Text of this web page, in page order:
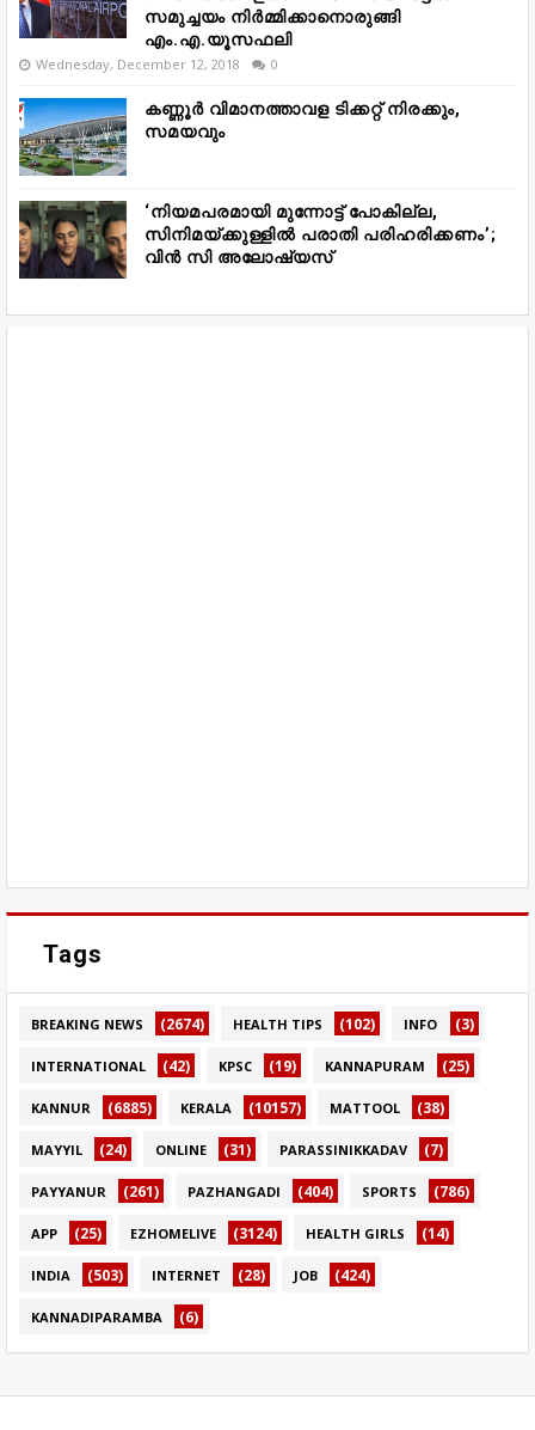
സമുച്ചയം നിർമ്മിക്കാനൊരുങ്ങി
എം.എ.യൂസഫലി
Wednesday, December 12, 2018 0
കണ്ണൂർ വിമാനത്താവള ടിക്കറ്റ് നിരക്കും,
സമയവും
‘നിയമപരമായി മുന്നോട്ട് പോകില്ല,
സിനിമയ്ക്കുള്ളിൽ പരാതി പരിഹരിക്കണം’;
വിൻ സി അലോഷ്യസ്
Tags
BREAKING NEWS (2674) HEALTH TIPS (102) INFO (3)
INTERNATIONAL (42) KPSC (19) KANNAPURAM (25)
KANNUR (6885) KERALA (10157) MATTOOL (38)
MAYYIL (24) ONLINE (31) PARASSINIKKADAV (7)
PAYYANUR (261) PAZHANGADI (404) SPORTS (786)
APP (25) EZHOMELIVE (3124) HEALTH GIRLS (14)
INDIA (503) INTERNET (28) JOB (424)
KANNADIPARAMBA (6)